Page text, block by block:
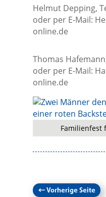
Helmut Depping,
oder per E-Mail:
online.de
Thomas
oder per E-Mail:
online.de
Familienfest
←Vorherige Seite